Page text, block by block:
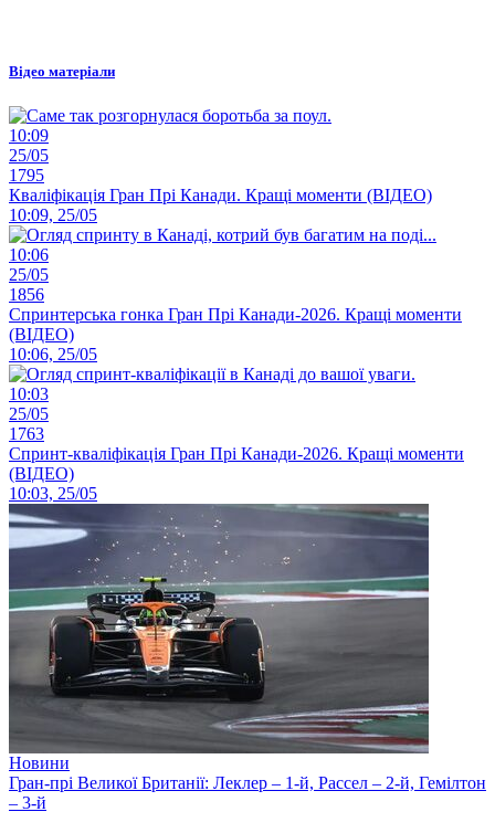
Відео матеріали
10:09
25/05
1795
Кваліфікація Гран Прі Канади. Кращі моменти (ВІДЕО)
10:09, 25/05
10:06
25/05
1856
Спринтерська гонка Гран Прі Канади-2026. Кращі моменти
(ВІДЕО)
10:06, 25/05
10:03
25/05
1763
Спринт-кваліфікація Гран Прі Канади-2026. Кращі моменти
(ВІДЕО)
10:03, 25/05
Новини
Гран-прі Великої Британії: Леклер – 1-й, Рассел – 2-й, Гемілтон
– 3-й